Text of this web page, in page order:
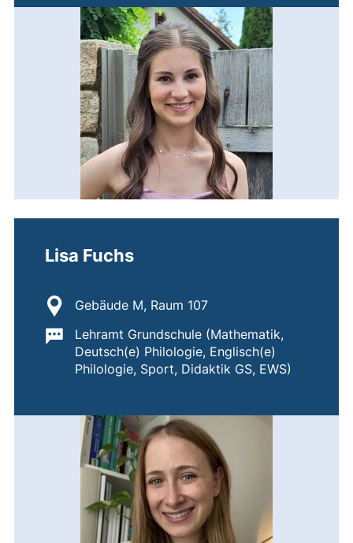
Lisa Fuchs
Standort:
Gebäude M, Raum 107
Wichtige Informationen:
Lehramt Grundschule (Mathematik,
Deutsch(e) Philologie, Englisch(e)
Philologie, Sport, Didaktik GS, EWS)